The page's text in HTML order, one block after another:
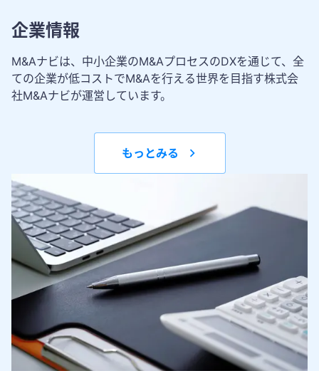
企業情報
M&Aナビは、中小企業のM&AプロセスのDXを通じて、全
ての企業が低コストでM&Aを行える世界を目指す株式会
社M&Aナビが運営しています。
もっとみる